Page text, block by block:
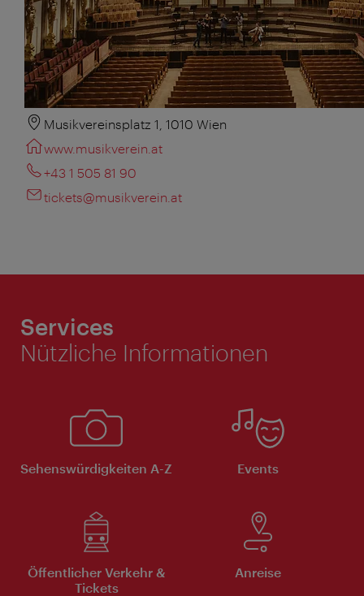
Musikvereinsplatz 1, 1010 Wien
www.musikverein.at
+43 1 505 81 90
tickets@musikverein.at
Services
Nützliche Informationen
Sehenswürdigkeiten A-Z Events
Öffentlicher Verkehr &
Tickets
Anreise